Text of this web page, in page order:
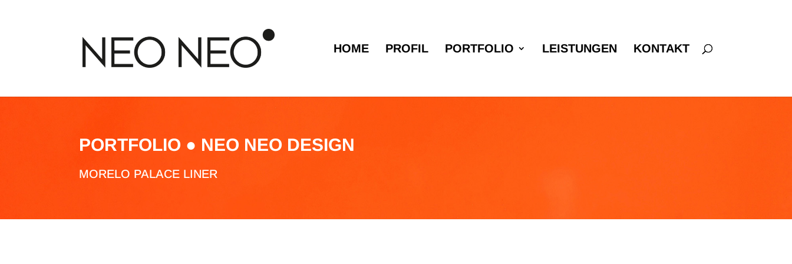
HOME PROFIL PORTFOLIO LEISTUNGEN KONTAKT
PORTFOLIO ● NEO NEO DESIGN
MORELO PALACE LINER